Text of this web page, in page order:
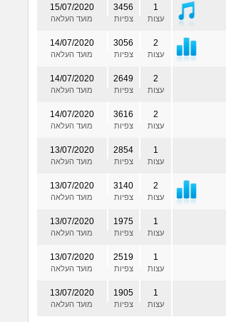
15/07/2020
מועד העלאה
3456
צפיות
1
עצות
14/07/2020
מועד העלאה
3056
צפיות
2
עצות
14/07/2020
מועד העלאה
2649
צפיות
2
עצות
14/07/2020
מועד העלאה
3616
צפיות
2
עצות
13/07/2020
מועד העלאה
2854
צפיות
1
עצות
13/07/2020
מועד העלאה
3140
צפיות
2
עצות
13/07/2020
מועד העלאה
1975
צפיות
1
עצות
13/07/2020
מועד העלאה
2519
צפיות
1
עצות
13/07/2020
מועד העלאה
1905
צפיות
1
עצות